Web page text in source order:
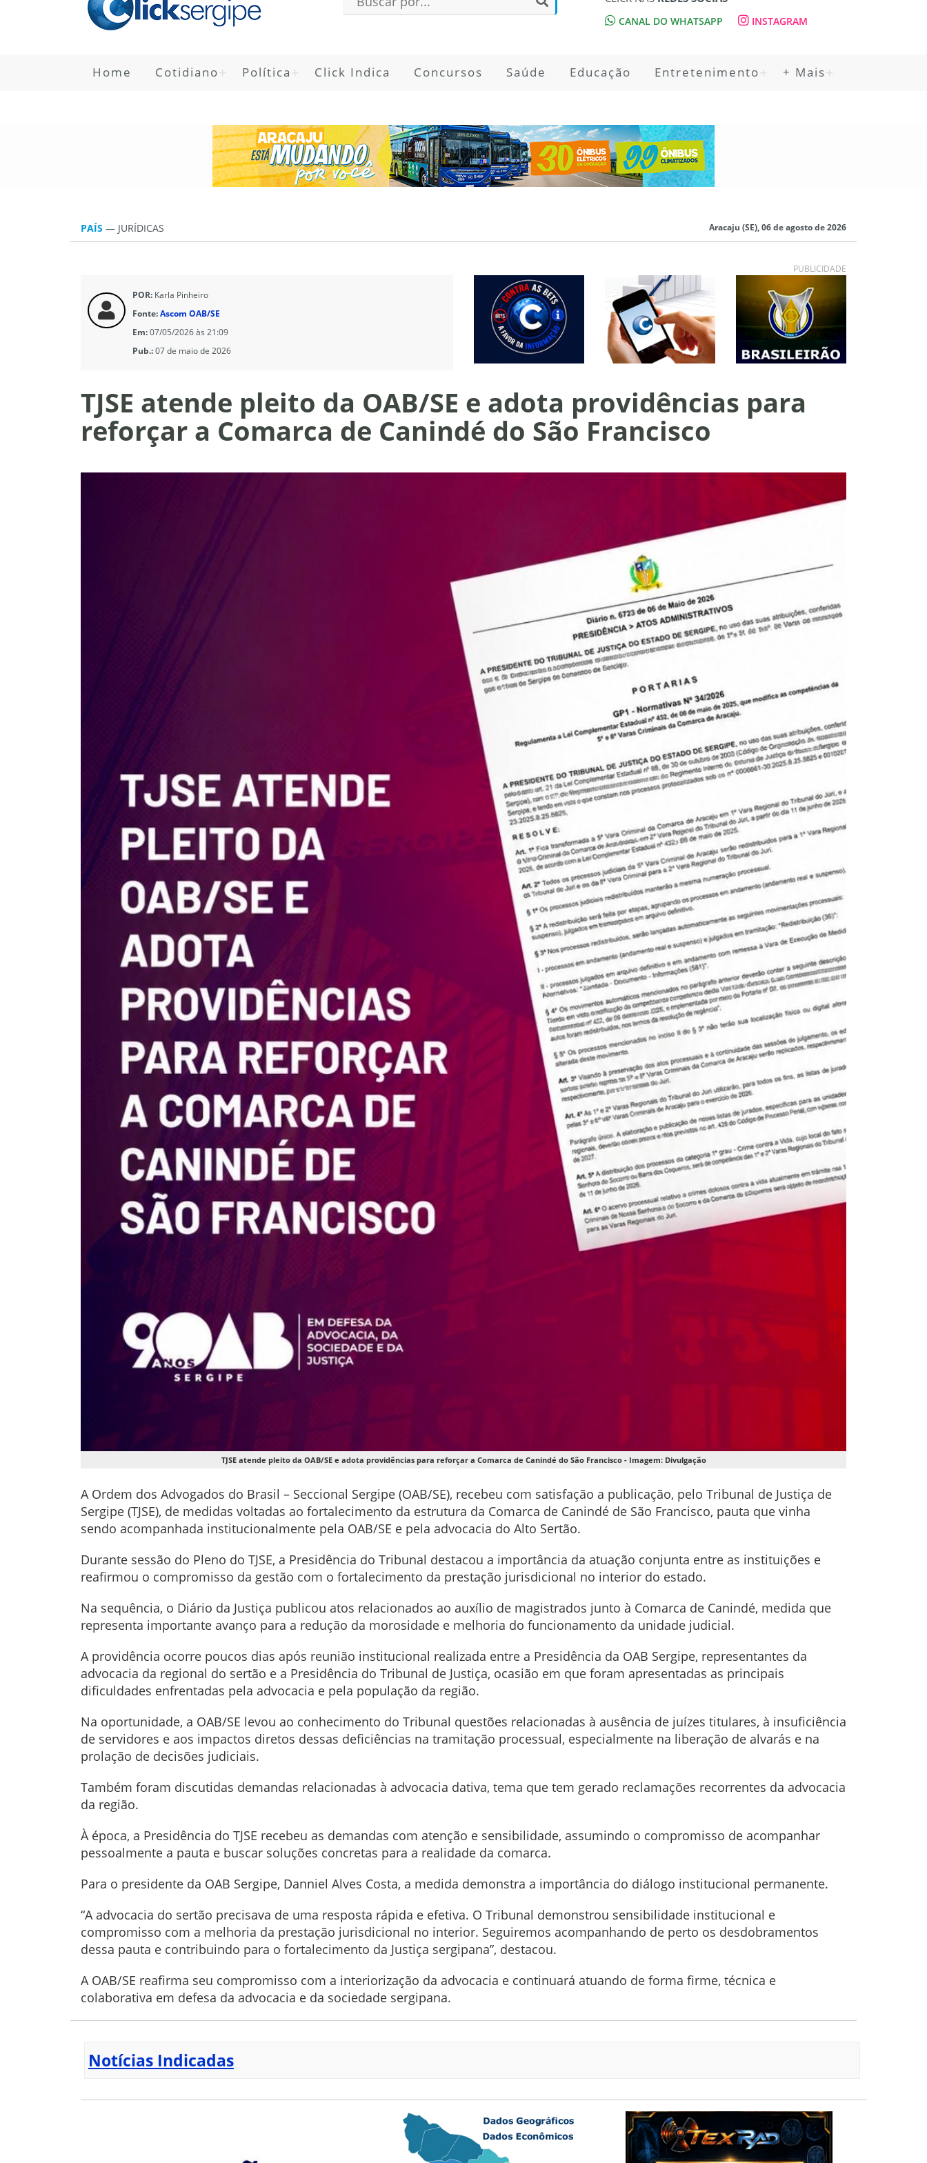
CANAL DO WHATSAPP INSTAGRAM
Home Cotidiano Política Click Indica Concursos Saúde Educação Entretenimento + Mais
PAÍS — JURÍ­DICAS Aracaju (SE), 06 de agosto de 2026
PUBLICIDADE
POR: Karla Pinheiro
Fonte:Ascom OAB/SE
Em:07/05/2026 às 21:09
Pub.:07 de maio de 2026
TJSE atende pleito da OAB/SE e adota providências para
reforçar a Comarca de Canindé do São Francisco
TJSE atende pleito da OAB/SE e adota providências para reforçar a Comarca de Canindé do São Francisco - Imagem: Divulgação
A Ordem dos Advogados do Brasil – Seccional Sergipe (OAB/SE), recebeu com satisfação a publicação, pelo Tribunal de Justiça de
Sergipe (TJSE), de medidas voltadas ao fortalecimento da estrutura da Comarca de Canindé de São Francisco, pauta que vinha
sendo acompanhada institucionalmente pela OAB/SE e pela advocacia do Alto Sertão.
Durante sessão do Pleno do TJSE, a Presidência do Tribunal destacou a importância da atuação conjunta entre as instituições e
reafirmou o compromisso da gestão com o fortalecimento da prestação jurisdicional no interior do estado.
Na sequência, o Diário da Justiça publicou atos relacionados ao auxílio de magistrados junto à Comarca de Canindé, medida que
representa importante avanço para a redução da morosidade e melhoria do funcionamento da unidade judicial.
A providência ocorre poucos dias após reunião institucional realizada entre a Presidência da OAB Sergipe, representantes da
advocacia da regional do sertão e a Presidência do Tribunal de Justiça, ocasião em que foram apresentadas as principais
dificuldades enfrentadas pela advocacia e pela população da região.
Na oportunidade, a OAB/SE levou ao conhecimento do Tribunal questões relacionadas à ausência de juízes titulares, à insuficiência
de servidores e aos impactos diretos dessas deficiências na tramitação processual, especialmente na liberação de alvarás e na
prolação de decisões judiciais.
Também foram discutidas demandas relacionadas à advocacia dativa, tema que tem gerado reclamações recorrentes da advocacia
da região.
À época, a Presidência do TJSE recebeu as demandas com atenção e sensibilidade, assumindo o compromisso de acompanhar
pessoalmente a pauta e buscar soluções concretas para a realidade da comarca.
Para o presidente da OAB Sergipe, Danniel Alves Costa, a medida demonstra a importância do diálogo institucional permanente.
“A advocacia do sertão precisava de uma resposta rápida e efetiva. O Tribunal demonstrou sensibilidade institucional e
compromisso com a melhoria da prestação jurisdicional no interior. Seguiremos acompanhando de perto os desdobramentos
dessa pauta e contribuindo para o fortalecimento da Justiça sergipana”, destacou.
A OAB/SE reafirma seu compromisso com a interiorização da advocacia e continuará atuando de forma firme, técnica e
colaborativa em defesa da advocacia e da sociedade sergipana.
Notícias Indicadas